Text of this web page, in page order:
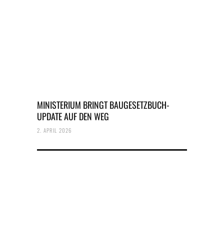
MINISTERIUM BRINGT BAUGESETZBUCH-
UPDATE AUF DEN WEG
2. APRIL 2026